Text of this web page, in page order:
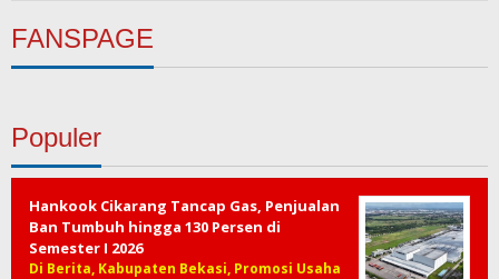
FANSPAGE
Populer
Hankook Cikarang Tancap Gas, Penjualan
Ban Tumbuh hingga 130 Persen di
Semester I 2026
Di Berita, Kabupaten Bekasi, Promosi Usaha